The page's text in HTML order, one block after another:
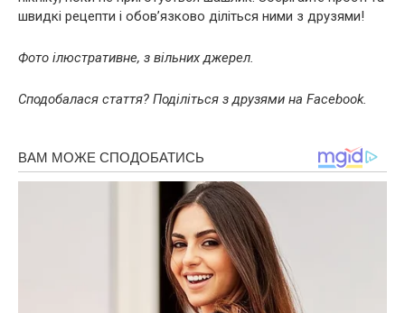
швидкі рецепти і обов’язково діліться ними з друзями!
Фото ілюстративне, з вільних джерел.
Сподобалася стаття? Поділіться з друзями на Facebook.